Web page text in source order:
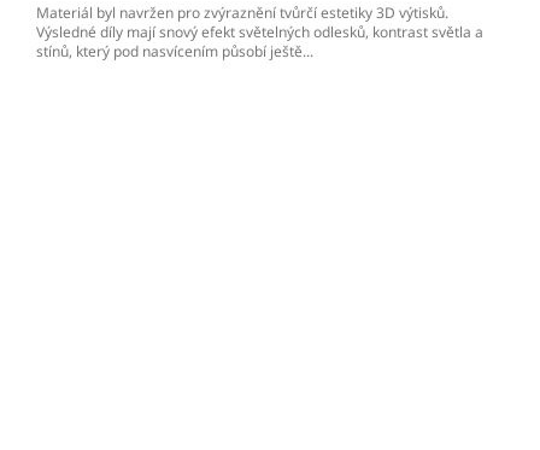
Materiál byl navržen pro zvýraznění tvůrčí estetiky 3D výtisků.
Výsledné díly mají snový efekt světelných odlesků, kontrast světla a
stínů, který pod nasvícením působí ještě...